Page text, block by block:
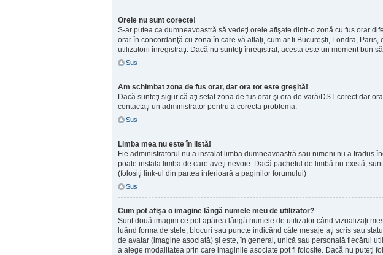
Orele nu sunt corecte!
S-ar putea ca dumneavoastră să vedeţi orele afişate dintr-o zonă cu fus orar
orar în concordanţă cu zona în care vă aflaţi, cum ar fi Bucureşti, Londra,
utilizatorii înregistraţi. Dacă nu sunteţi înregistrat, acesta este un moment bun
Sus
Am schimbat zona de fus orar, dar ora tot este greşită!
Dacă sunteţi sigur că aţi setat zona de fus orar şi ora de vară/DST corect dar
contactaţi un administrator pentru a corecta problema.
Sus
Limba mea nu este în listă!
Fie administratorul nu a instalat limba dumneavoastră sau nimeni nu a tradus
poate instala limba de care aveţi nevoie. Dacă pachetul de limbă nu există,
(folosiţi link-ul din partea inferioară a paginilor forumului)
Sus
Cum pot afişa o imagine lângă numele meu de utilizator?
Sunt două imagini ce pot apărea lângă numele de utilizator când vizualizaţi
luând forma de stele, blocuri sau puncte indicând câte mesaje aţi scris sau
de avatar (imagine asociată) şi este, în general, unică sau personală fiecărui
a alege modalitatea prin care imaginile asociate pot fi folosite. Dacă nu puteţi